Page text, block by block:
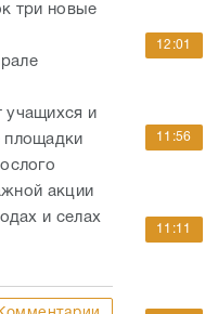
три новые
учащихся и
площадки
акции
и селах
12:01
11:56
11:11